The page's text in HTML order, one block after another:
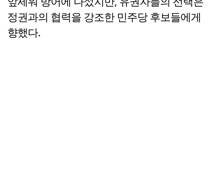
정권과의 협력을 강조한 민주당 후보들에게
향했다.